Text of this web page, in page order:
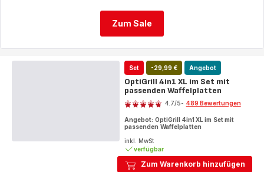
Zum Sale
Zum Warenkorb hinzufügen
Set -29,99 € Angebot
OptiGrill 4in1 XL im Set mit
passenden Waffelplatten
Bewertung
4.7/5- 489 Bewertungen
Angebot: OptiGrill 4in1 XL im Set mit
passenden Waffelplatten
inkl. MwSt
verfügbar